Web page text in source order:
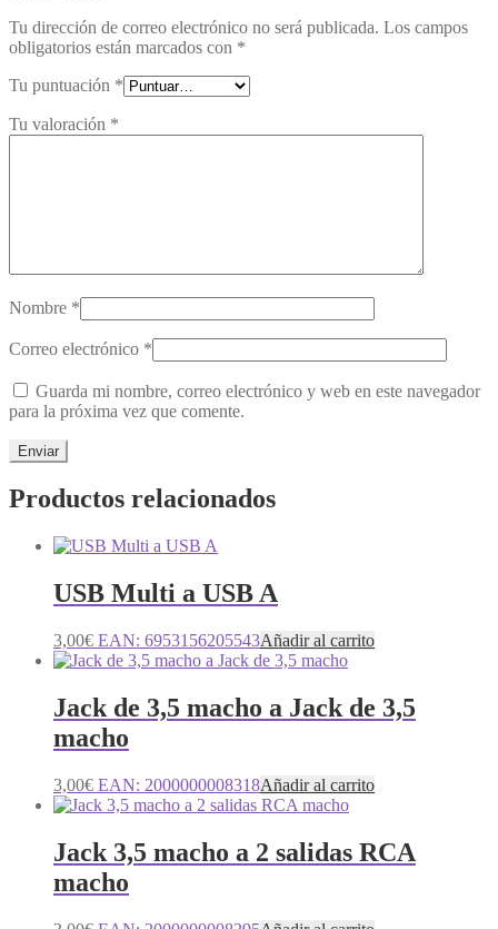
Tu dirección de correo electrónico no será publicada. Los campos
obligatorios están marcados con *
Tu puntuación *
Tu valoración *
Nombre *
Correo electrónico *
Guarda mi nombre, correo electrónico y web en este navegador
para la próxima vez que comente.
Productos relacionados
USB Multi a USB A
3,00€ EAN: 6953156205543Añadir al carrito
Jack de 3,5 macho a Jack de 3,5
macho
3,00€ EAN: 2000000008318Añadir al carrito
Jack 3,5 macho a 2 salidas RCA
macho